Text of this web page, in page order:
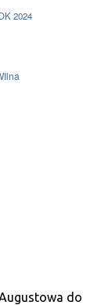
2024
do